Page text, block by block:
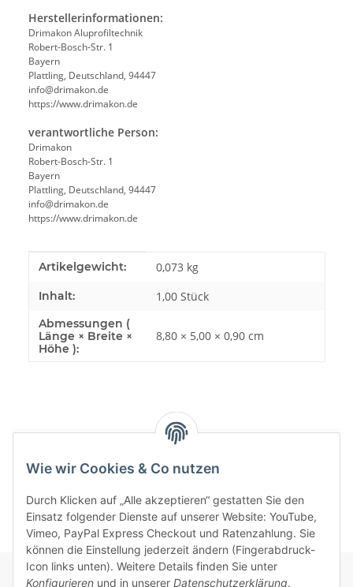
Wie wir Cookies & Co nutzen
Durch Klicken auf „Alle akzeptieren“ gestatten Sie den
Einsatz folgender Dienste auf unserer Website: YouTube,
Vimeo, PayPal Express Checkout und Ratenzahlung. Sie
können die Einstellung jederzeit ändern (Fingerabdruck-
Icon links unten). Weitere Details finden Sie unter
Konfigurieren und in unserer Datenschutzerklärung.
Herstellerinformationen:
Drimakon Aluprofiltechnik
Robert-Bosch-Str. 1
Bayern
Plattling, Deutschland, 94447
info@drimakon.de
https://www.drimakon.de
verantwortliche Person:
Drimakon
Robert-Bosch-Str. 1
Bayern
Plattling, Deutschland, 94447
info@drimakon.de
https://www.drimakon.de
Produkteigenschaft
Wert
Artikelgewicht: 0,073 kg
Inhalt: 1,00 Stück
Abmessungen (
Länge × Breite ×
Höhe ):
8,80 × 5,00 × 0,90 cm